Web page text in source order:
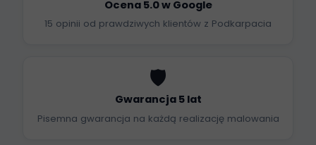
Ocena 5.0 w Google
15 opinii od prawdziwych klientów z Podkarpacia
🛡️
Gwarancja 5 lat
Pisemna gwarancja na każdą realizację malowania